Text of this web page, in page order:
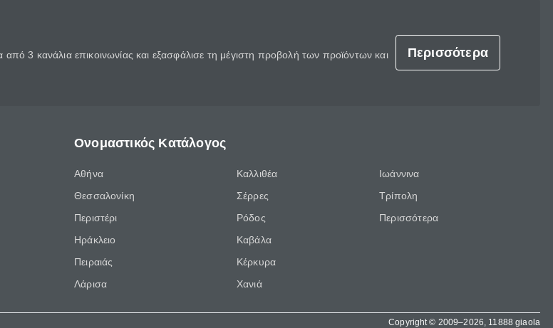
3 κανάλια επικοινωνίας και εξασφάλισε τη μέγιστη προβολή των προϊόντων και
Περισσότερα
Ονομαστικός Κατάλογος
Αθήνα
Θεσσαλονίκη
Περιστέρι
Ηράκλειο
Πειραιάς
Λάρισα
Καλλιθέα
Σέρρες
Ρόδος
Καβάλα
Κέρκυρα
Χανιά
Ιωάννινα
Τρίπολη
Περισσότερα
Copyright © 2009–2026, 11888 giaola